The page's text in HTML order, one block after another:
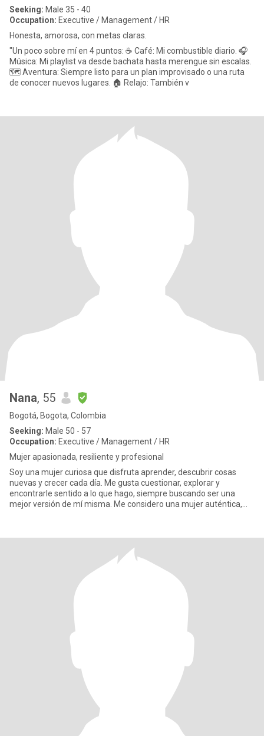
Seeking: Male 35 - 40
Occupation: Executive / Management / HR
Honesta, amorosa, con metas claras.
​"Un poco sobre mí en 4 puntos: ​☕ Café: Mi combustible diario. ​🎧
Música: Mi playlist va desde bachata hasta merengue sin escalas. ​
🗺️ Aventura: Siempre listo para un plan improvisado o una ruta
de conocer nuevos lugares. ​🏠 Relajo: También v
Nana, 55
Bogotá, Bogota, Colombia
Seeking: Male 50 - 57
Occupation: Executive / Management / HR
Mujer apasionada, resiliente y profesional
Soy una mujer curiosa que disfruta aprender, descubrir cosas
nuevas y crecer cada día. Me gusta cuestionar, explorar y
encontrarle sentido a lo que hago, siempre buscando ser una
mejor versión de mí misma. Me considero una mujer auténtica,